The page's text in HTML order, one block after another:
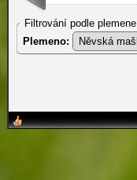
Filtrování podle plemene
Plemeno: